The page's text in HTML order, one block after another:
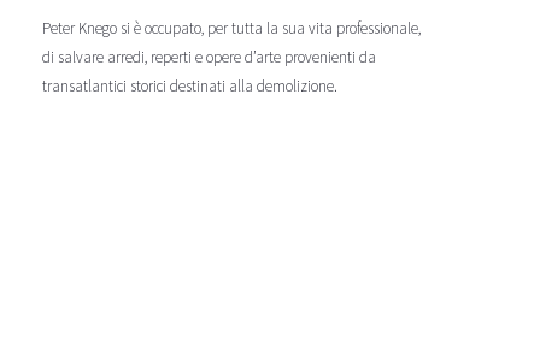
Peter Knego si è occupato, per tutta la sua vita professionale,
di salvare arredi, reperti e opere d’arte provenienti da
transatlantici storici destinati alla demolizione.